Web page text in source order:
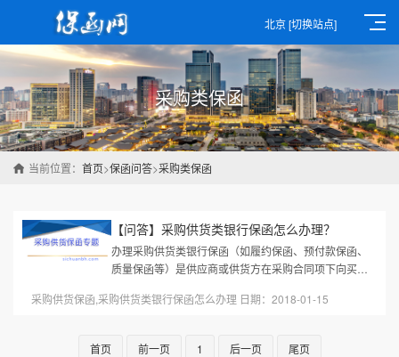
北京[切换站点]
采购类保函
当前位置： 首页>保函问答>采购类保函
【问答】采购供货类银行保函怎么办理？
办理采购供货类银行保函（如履约保函、预付款保函、
质量保函等）是供应商或供货方在采购合同项下向买方
下是办理流程、所需材料及注...
采购供货保函,采购供货类银行保函怎么办理 日期：2018-01-15
首页 前一页 1 后一页 尾页